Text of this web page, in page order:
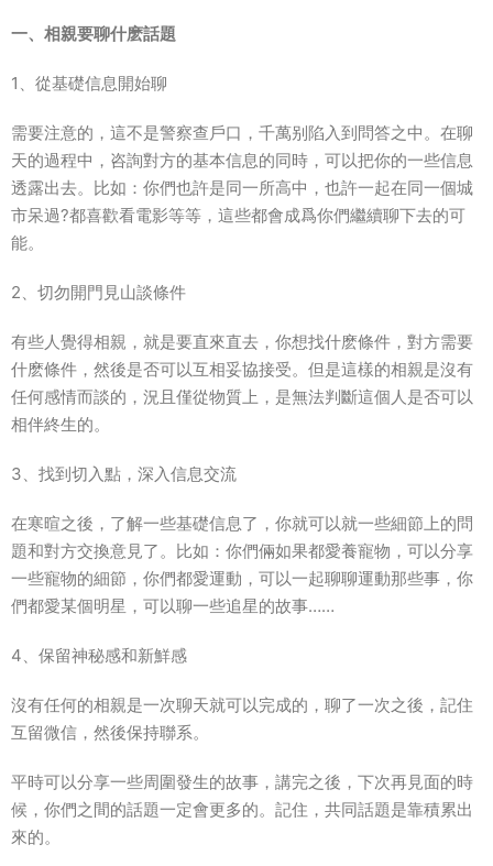
一、相親要聊什麽話題
1、從基礎信息開始聊
需要注意的，這不是警察查戶口，千萬别陷入到問答之中。在聊
天的過程中，咨詢對方的基本信息的同時，可以把你的一些信息
透露出去。比如：你們也許是同一所高中，也許一起在同一個城
市呆過?都喜歡看電影等等，這些都會成爲你們繼續聊下去的可
能。
2、切勿開門見山談條件
有些人覺得相親，就是要直來直去，你想找什麽條件，對方需要
什麽條件，然後是否可以互相妥協接受。但是這樣的相親是沒有
任何感情而談的，況且僅從物質上，是無法判斷這個人是否可以
相伴終生的。
3、找到切入點，深入信息交流
在寒暄之後，了解一些基礎信息了，你就可以就一些細節上的問
題和對方交換意見了。比如：你們倆如果都愛養寵物，可以分享
一些寵物的細節，你們都愛運動，可以一起聊聊運動那些事，你
們都愛某個明星，可以聊一些追星的故事……
4、保留神秘感和新鮮感
沒有任何的相親是一次聊天就可以完成的，聊了一次之後，記住
互留微信，然後保持聯系。
平時可以分享一些周圍發生的故事，講完之後，下次再見面的時
候，你們之間的話題一定會更多的。記住，共同話題是靠積累出
來的。